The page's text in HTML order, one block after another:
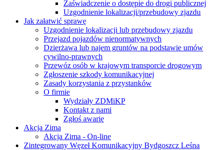
Zaświadczenie o dostępie do drogi publicznej
Uzgodnienie lokalizacji/przebudowy zjazdu
Jak załatwić sprawę
Uzgodnienie lokalizacji lub przebudowy zjazdu
Przejazd pojazdów nienormatywnych
Dzierżawa lub najem gruntów na podstawie umów
cywilno-prawnych
Przewóz osób w krajowym transporcie drogowym
Zgłoszenie szkody komunikacyjnej
Zasady korzystania z przystanków
O firmie
Wydziały ZDMiKP
Kontakt z nami
Zgłoś awarię
Akcja Zima
Akcja Zima - On-line
Zintegrowany Węzeł Komunikacyjny Bydgoszcz Leśna